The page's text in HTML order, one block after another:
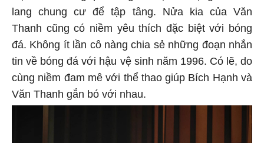
lang chung cư để tập tâng. Nửa kia của Văn
Thanh cũng có niềm yêu thích đặc biệt với bóng
đá. Không ít lần cô nàng chia sẻ những đoạn nhắn
tin về bóng đá với hậu vệ sinh năm 1996. Có lẽ, do
cùng niềm đam mê với thể thao giúp Bích Hạnh và
Văn Thanh gắn bó với nhau.